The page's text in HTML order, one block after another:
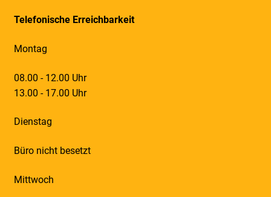
Telefonische Erreichbarkeit
Montag
08.00 - 12.00 Uhr
13.00 - 17.00 Uhr
Dienstag
Büro nicht besetzt
Mittwoch